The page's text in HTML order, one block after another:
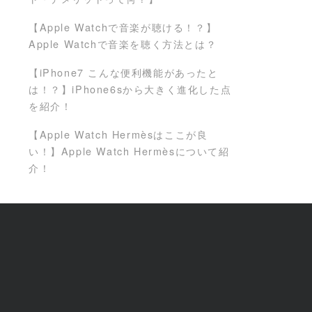
【Apple Watchで音楽が聴ける！？】
Apple Watchで音楽を聴く方法とは？
【iPhone7 こんな便利機能があったと
は！？】iPhone6sから大きく進化した点
を紹介！
【Apple Watch Hermèsはここが良
い！】Apple Watch Hermèsについて紹
介！